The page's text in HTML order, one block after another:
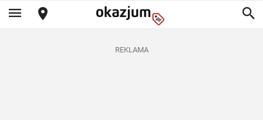
REKLAMA